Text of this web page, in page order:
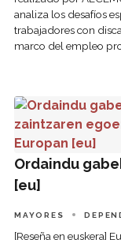
analiza los desafíos
trabajadores con
marco del empleo
Ordaindu
[eu]
MAYORES
[Reseña en euskera]
Ordaindu gabeko